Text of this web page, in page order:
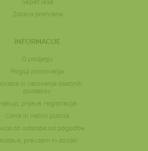
Šepet lesa
Zdrava prehrana
INFORMACIJE
O podjetju
Pogoji poslovanja
in varovanje osebnih
podatkov
prijava, registracija
Cene in načini plačila
do odstopa od pogodbe
prevzem in stroški